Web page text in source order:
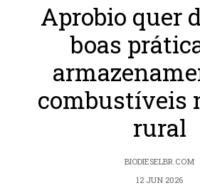
Aprobio quer
boas
combustíveis
rural
BIODIESELBR.COM
12 JUN 2026